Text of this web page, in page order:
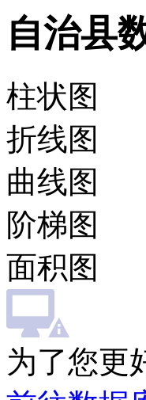
自治县
柱状图
折线图
曲线图
阶梯图
面积图
为了您更